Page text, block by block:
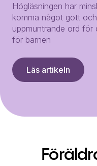
Högläsningen har
komma något gott
uppmuntrande ord för
för barnen
Läs artikeln